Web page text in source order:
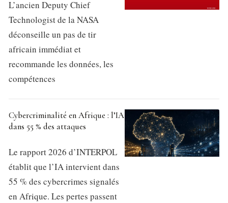
L’ancien Deputy Chief
Technologist de la NASA
déconseille un pas de tir
africain immédiat et
recommande les données, les
compétences
Cybercriminalité en Afrique : l’IA
dans 55 % des attaques
Le rapport 2026 d’INTERPOL
établit que l’IA intervient dans
55 % des cybercrimes signalés
en Afrique. Les pertes passent